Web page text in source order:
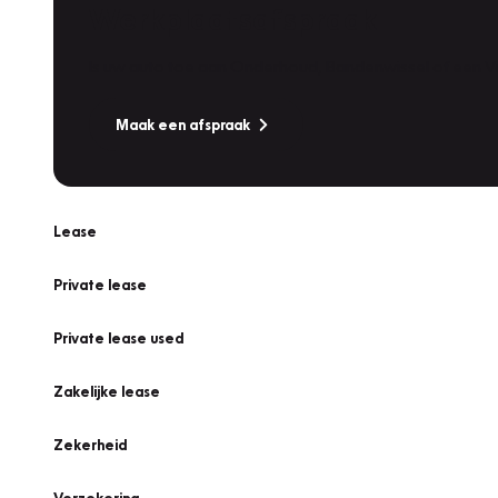
Maak een afspraak
Lease
Private lease
Private lease used
Zakelijke lease
Zekerheid